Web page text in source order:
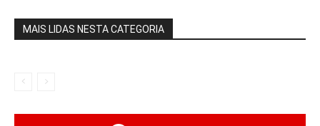
MAIS LIDAS NESTA CATEGORIA